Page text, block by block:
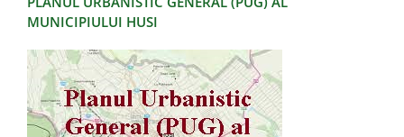
MUNICIPIULUI HUSI